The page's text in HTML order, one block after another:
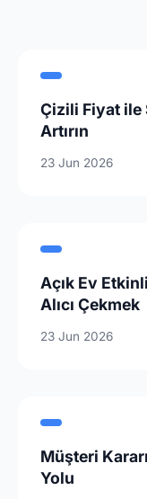
Çizili Fiyat ile
Artırın
23 Jun 2026
Açık Ev
Alıcı Çekmek
23 Jun 2026
Müşteri
Yolu